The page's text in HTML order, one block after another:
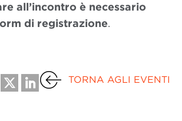
all’incontro è necessario
di registrazione.
TORNA AGLI EVENTI